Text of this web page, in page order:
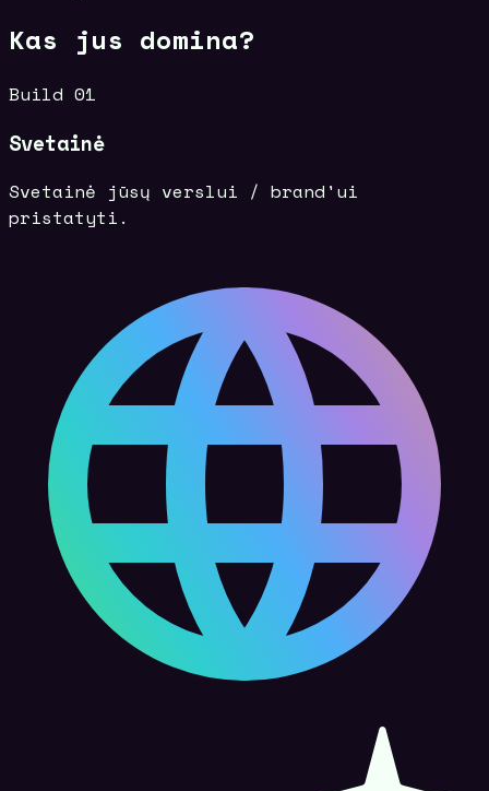
Kas jus domina?
Build 01
Svetainė
Svetainė jūsų verslui / brand'ui
pristatyti.